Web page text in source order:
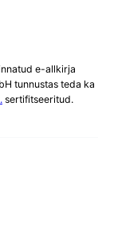
e-allkirja
tunnustas teda ka
sertifitseeritud.